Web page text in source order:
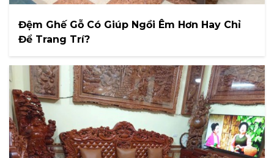
Đệm Ghế Gỗ Có Giúp Ngồi Êm Hơn Hay Chỉ
Để Trang Trí?